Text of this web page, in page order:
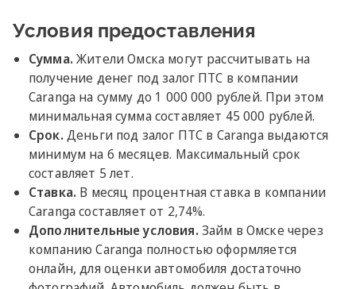
Условия предоставления
Сумма.Жители Омска могут рассчитывать на
получение денег под залог ПТС в компании
Caranga на сумму до 1 000 000 рублей. При этом
минимальная сумма составляет 45 000 рублей.
Срок.Деньги под залог ПТС в Caranga выдаются
минимум на 6 месяцев. Максимальный срок
составляет 5 лет.
Ставка. В месяц процентная ставка в компании
Caranga составляет от 2,74%.
Дополнительные условия.Займ в Омске через
компанию Caranga полностью оформляется
онлайн, для оценки автомобиля достаточно